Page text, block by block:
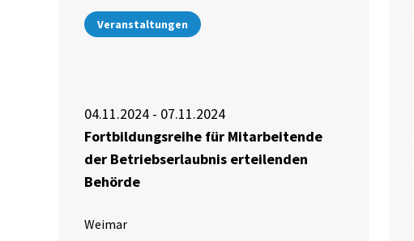
Veranstaltungen
04.11.2024 - 07.11.2024
Fortbildungsreihe für Mitarbeitende
der Betriebserlaubnis erteilenden
Behörde
Weimar